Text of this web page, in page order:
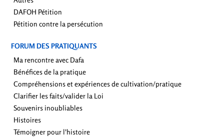
DAFOH Pétition
Pétition contre la persécution
FORUM DES PRATIQUANTS
Ma rencontre avec Dafa
Bénéfices de la pratique
Compréhensions et expériences de cultivation/pratique
Clarifier les faits/valider la Loi
Souvenirs inoubliables
Histoires
Témoigner pour l'histoire